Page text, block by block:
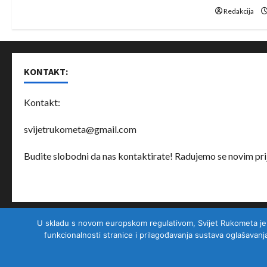
Redakcija
KONTAKT:
Kontakt:
svijetrukometa@gmail.com
Budite slobodni da nas kontaktirate! Radujemo se novim
O nama Partneri Uslovi korištenja Privatnost korisnika
U skladu s novom europskom regulativom, Svijet Rukometa
funkcionalnosti stranice i prilagođavanja sustava